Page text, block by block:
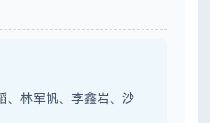
、林军帆、李鑫岩、沙